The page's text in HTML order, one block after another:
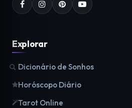
Explorar
Dicionário de Sonhos
Horóscopo Diário
Tarot Online